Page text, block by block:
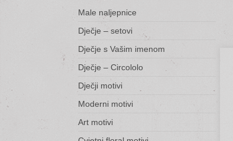
Male naljepnice
Dječje – setovi
Dječje s Vašim imenom
Dječje – Circololo
Dječji motivi
Moderni motivi
Art motivi